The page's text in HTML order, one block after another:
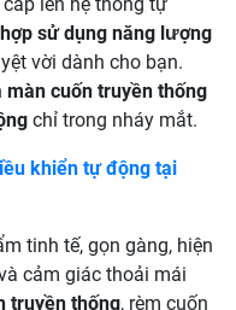
sử dụng năng lượng
vời dành cho bạn.
màn cuốn truyền thống
chỉ trong nháy mắt.
khiển tự động tại
tinh tế, gọn gàng, hiện
cảm giác thoải mái
truyền thống, rèm cuốn